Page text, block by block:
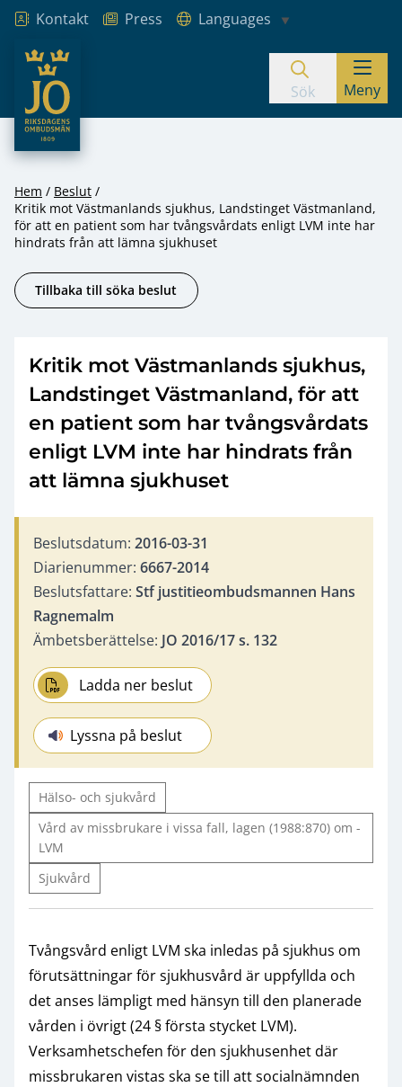
Hoppa till innehåll
Kontakt Press
Languages
JO – Riksdagens Ombudsmän
Sök Meny
Hem
Beslut
Kritik mot Västmanlands sjukhus, Landstinget Västmanland,
för att en patient som har tvångsvårdats enligt LVM inte har
hindrats från att lämna sjukhuset
Tillbaka till söka beslut
Kritik mot Västmanlands sjukhus,
Landstinget Västmanland, för att
en patient som har tvångsvårdats
enligt LVM inte har hindrats från
att lämna sjukhuset
Beslutsdatum: 2016-03-31
Diarienummer: 6667-2014
Beslutsfattare: Stf justitieombudsmannen Hans
Ragnemalm
Ämbetsberättelse: JO 2016/17 s. 132
Ladda ner beslut
Lyssna på beslut
Hälso- och sjukvård
Vård av missbrukare i vissa fall, lagen (1988:870) om -
LVM
Sjukvård
Tvångsvård enligt LVM ska inledas på sjukhus om
förutsättningar för sjukhusvård är uppfyllda och
det anses lämpligt med hänsyn till den planerade
vården i övrigt (24 § första stycket LVM).
Verksamhetschefen för den sjukhusenhet där
missbrukaren vistas ska se till att socialnämnden